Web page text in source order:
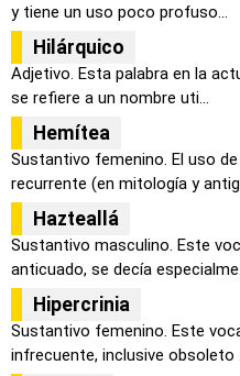
y tiene un uso poco profuso...
Hilárquico
Adjetivo. Esta palabra en la
se refiere a un nombre uti...
Hemítea
Sustantivo femenino. El uso
recurrente (en mitología y
Hazteallá
Sustantivo masculino. Este
anticuado, se decía
Hipercrinia
Sustantivo femenino. Este
infrecuente, inclusive obsoleto